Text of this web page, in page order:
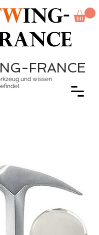
FRANCE
und wissen